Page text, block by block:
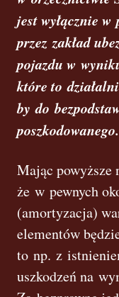
jest wyłącznie
przez zakład
pojazdu w
które to
by do
Mając powyższe
że w pewnych
(amortyzacja)
elementów
to np. z
uszkodzeń na